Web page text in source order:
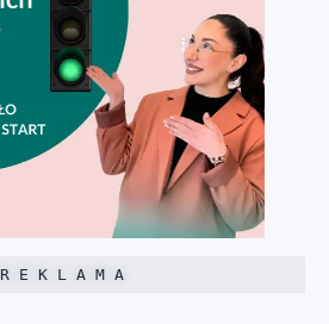
R E K L A M A